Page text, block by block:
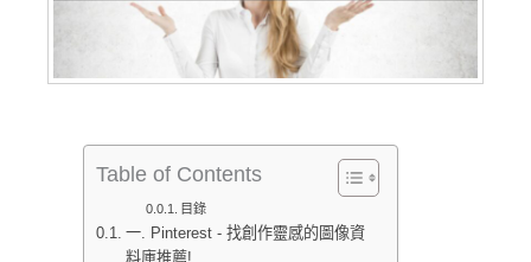
Table of Contents
目錄
一. Pinterest - 找創作靈感的圖像資
料庫推薦!